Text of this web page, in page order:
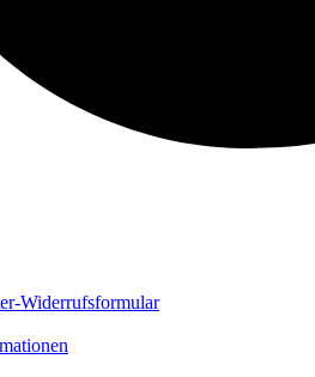
Widerrufsformular